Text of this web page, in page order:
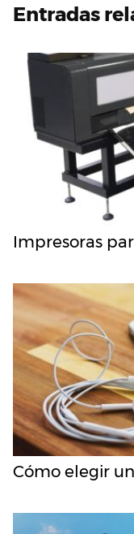
Entradas
Impresoras
Cómo elegir